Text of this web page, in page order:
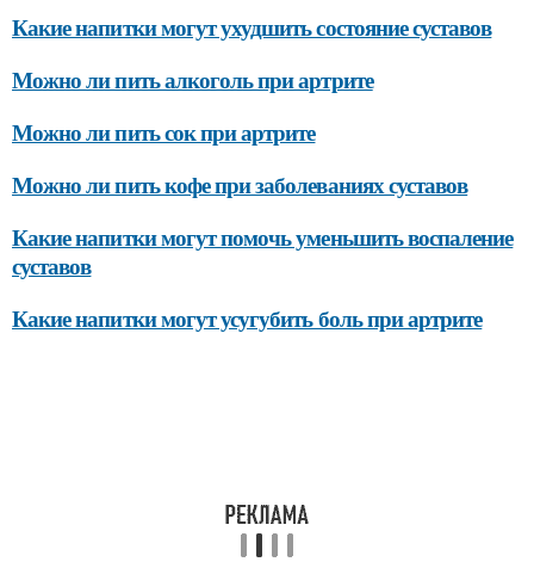
Какие напитки могут ухудшить состояние суставов
Можно ли пить алкоголь при артрите
Можно ли пить сок при артрите
Можно ли пить кофе при заболеваниях суставов
Какие напитки могут помочь уменьшить воспаление
суставов
Какие напитки могут усугубить боль при артрите